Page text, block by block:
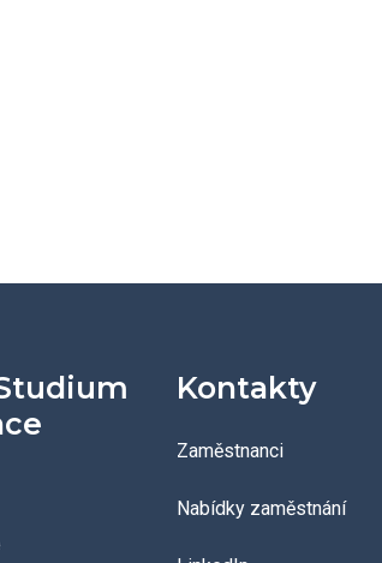
Kontakty
Zaměstnanci
Nabídky zaměstnání